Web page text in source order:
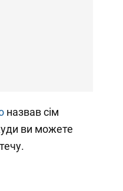
назвав сім
ви можете